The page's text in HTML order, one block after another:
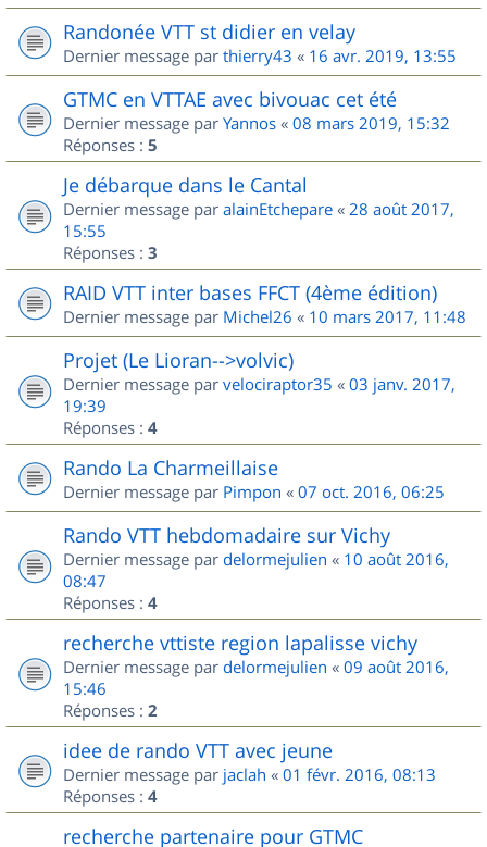
Randonée VTT st didier en velay
Dernier message par thierry43 « 16 avr. 2019, 13:55
GTMC en VTTAE avec bivouac cet été
Dernier message par Yannos « 08 mars 2019, 15:32
Réponses : 5
Je débarque dans le Cantal
Dernier message par alainEtchepare « 28 août 2017,
15:55
Réponses : 3
RAID VTT inter bases FFCT (4ème édition)
Dernier message par Michel26 « 10 mars 2017, 11:48
Projet (Le Lioran-->volvic)
Dernier message par velociraptor35 « 03 janv. 2017,
19:39
Réponses : 4
Rando La Charmeillaise
Dernier message par Pimpon « 07 oct. 2016, 06:25
Rando VTT hebdomadaire sur Vichy
Dernier message par delormejulien « 10 août 2016,
08:47
Réponses : 4
recherche vttiste region lapalisse vichy
Dernier message par delormejulien « 09 août 2016,
15:46
Réponses : 2
idee de rando VTT avec jeune
Dernier message par jaclah « 01 févr. 2016, 08:13
Réponses : 4
recherche partenaire pour GTMC